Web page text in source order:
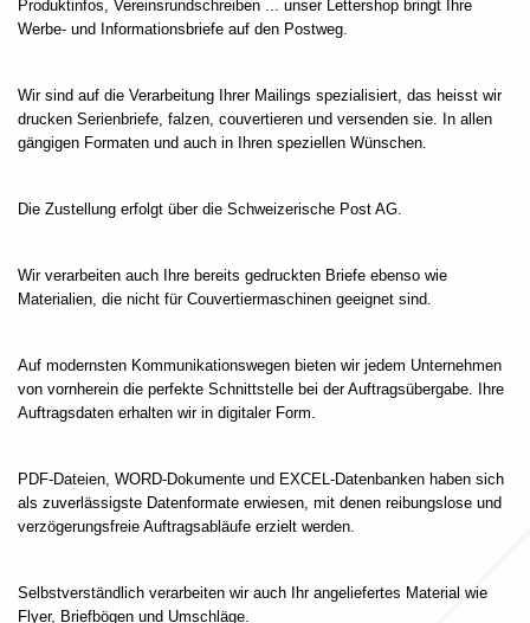
Produktinfos, Vereinsrundschreiben ... unser Lettershop bringt Ihre
Werbe- und Informationsbriefe auf den Postweg.
Wir sind auf die Verarbeitung Ihrer Mailings spezialisiert, das heisst wir
drucken Serienbriefe, falzen, couvertieren und versenden sie. In allen
gängigen Formaten und auch in Ihren speziellen Wünschen.
Die Zustellung erfolgt über die Schweizerische Post AG.
Wir verarbeiten auch Ihre bereits gedruckten Briefe ebenso wie
Materialien, die nicht für Couvertiermaschinen geeignet sind.
Auf modernsten Kommunikationswegen bieten wir jedem Unternehmen
von vornherein die perfekte Schnittstelle bei der Auftragsübergabe. Ihre
Auftragsdaten erhalten wir in digitaler Form.
PDF-Dateien, WORD-Dokumente und EXCEL-Datenbanken haben sich
als zuverlässigste Datenformate erwiesen, mit denen reibungslose und
verzögerungsfreie Auftragsabläufe erzielt werden.
Selbstverständlich verarbeiten wir auch Ihr angeliefertes Material wie
Flyer, Briefbögen und Umschläge.